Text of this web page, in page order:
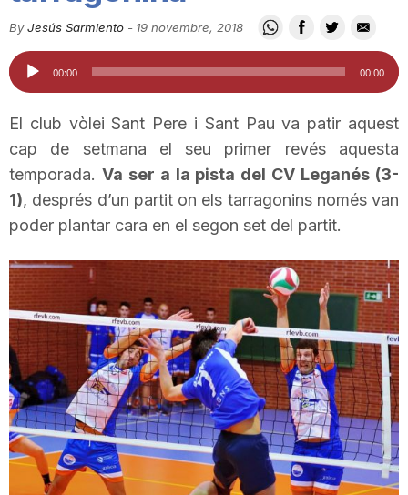
u
t
a
e
T
By Jesús Sarmiento - 19 novembre, 2018
Reproductor
d'àudio
00:00 00:00
El club vòlei Sant Pere i Sant Pau va patir aquest
cap de setmana el seu primer revés aquesta
temporada. Va ser a la pista del CV Leganés (3-
1), després d’un partit on els tarragonins només van
poder plantar cara en el segon set del partit.